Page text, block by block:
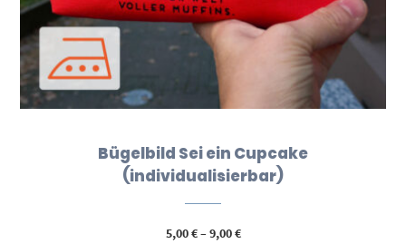
Bügelbild Sei ein Cupcake
(individualisierbar)
5,00€–9,00€Preisspanne: